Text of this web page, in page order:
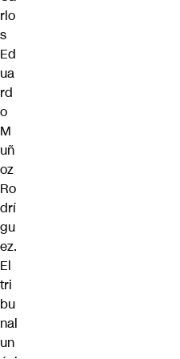
rlo
s
Ed
ua
rd
o
M
uñ
oz
Ro
drí
gu
ez.
El
tri
bu
nal
un